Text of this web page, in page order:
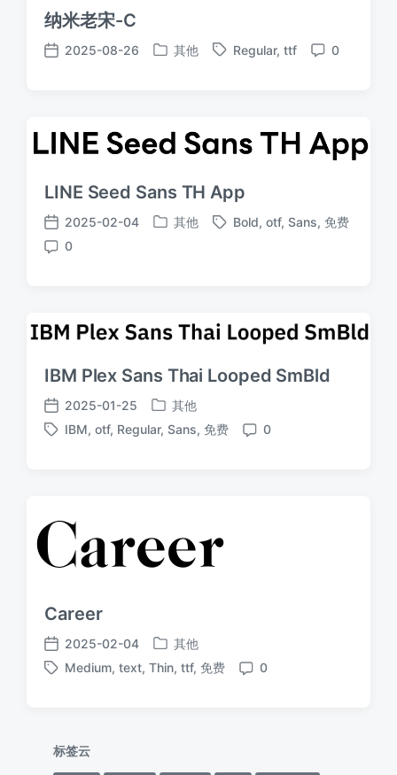
纳米老宋-C
发
2025-08-26
发
其他
标
Regular, ttf
评
0
LINE Seed Sans TH App
发
布
2025-02-04
发
其他
标
Bold, otf, Sans, 免费
评
0
IBM Plex Sans Thai Looped SmBld
发
布
2025-01-25
发
布
其他
标
IBM, otf, Regular, Sans, 免费
评
0
Career
发
布
2025-02-04
发
布
其他
标
Medium, text, Thin, ttf, 免费
评
0
标签云